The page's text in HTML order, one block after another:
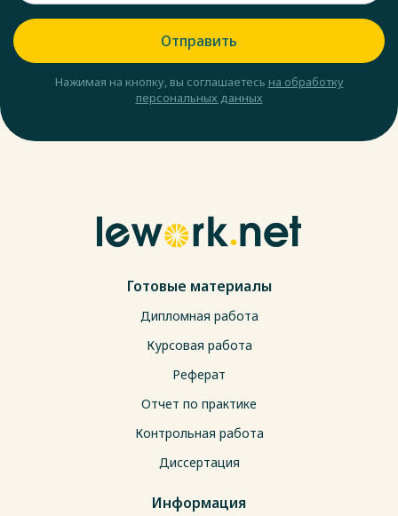
Отправить
Нажимая на кнопку, вы соглашаетесь на обработку
персональных данных
Готовые материалы
Дипломная работа
Курсовая работа
Реферат
Отчет по практике
Контрольная работа
Диссертация
Информация